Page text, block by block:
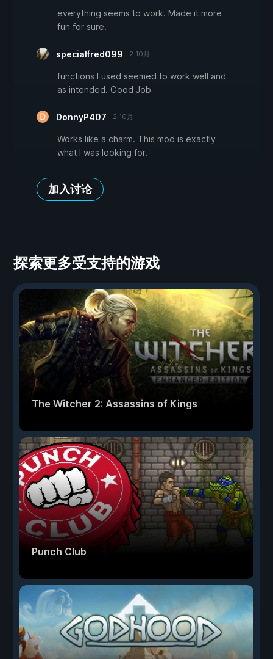
everything seems to work. Made it more
fun for sure.
specialfred099 2 10月
functions I used seemed to work well and
as intended. Good Job
DonnyP407 2 10月
Works like a charm. This mod is exactly
what I was looking for.
加入讨论
探索更多受支持的游戏
The Witcher 2: Assassins of Kings
Punch Club